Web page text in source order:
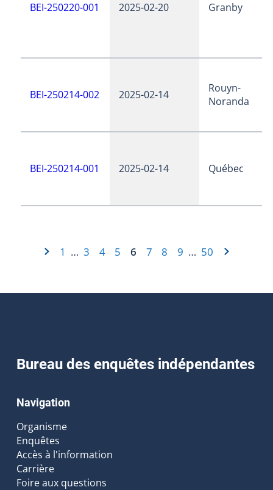
BEI-250220-001 2025-02-20 Granby
BEI-250214-002 2025-02-14
Rouyn-
Noranda
BEI-250214-001 2025-02-14 Québec
1 … 3 4 5 6 7 8 9 … 50
Bureau des enquêtes indépendantes
Navigation
Organisme
Enquêtes
Accès à l'information
Carrière
Foire aux questions